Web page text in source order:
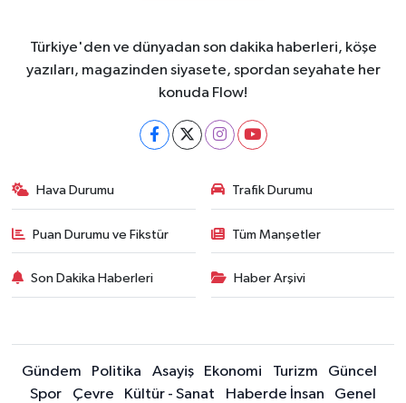
Türkiye'den ve dünyadan son dakika haberleri, köşe
yazıları, magazinden siyasete, spordan seyahate her
konuda Flow!
Hava Durumu Trafik Durumu
Puan Durumu ve Fikstür Tüm Manşetler
Son Dakika Haberleri Haber Arşivi
Gündem Politika Asayiş Ekonomi Turizm
Güncel
Spor
Çevre Kültür - Sanat Haberde İnsan Genel